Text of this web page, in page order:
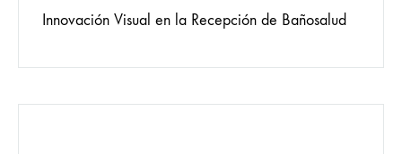
Innovación Visual en la Recepción de Bañosalud